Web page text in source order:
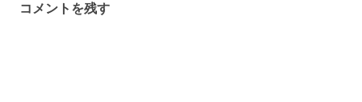
ー
コメントを残す